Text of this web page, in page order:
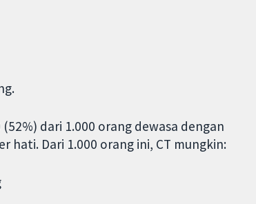
dari 1.000 orang dewasa dengan
Dari 1.000 orang ini, CT mungkin: